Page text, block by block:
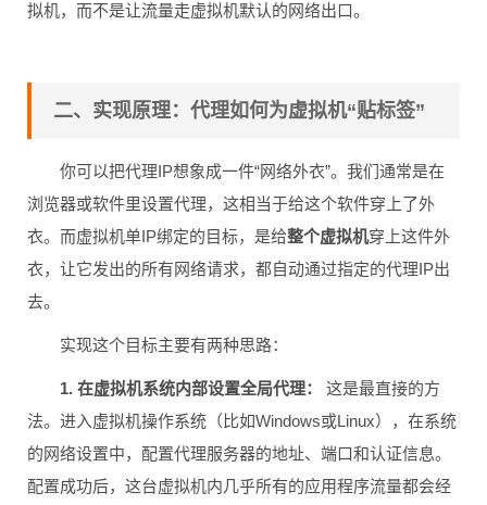
拟机，而不是让流量走虚拟机默认的网络出口。
二、实现原理：代理如何为虚拟机“贴标签”
你可以把代理IP想象成一件“网络外衣”。我们通常是在
浏览器或软件里设置代理，这相当于给这个软件穿上了外
衣。而虚拟机单IP绑定的目标，是给整个虚拟机穿上这件外
衣，让它发出的所有网络请求，都自动通过指定的代理IP出
去。
实现这个目标主要有两种思路：
1. 在虚拟机系统内部设置全局代理：
这是最直接的方
法。进入虚拟机操作系统（比如Windows或Linux），在系统
的网络设置中，配置代理服务器的地址、端口和认证信息。
配置成功后，这台虚拟机内几乎所有的应用程序流量都会经